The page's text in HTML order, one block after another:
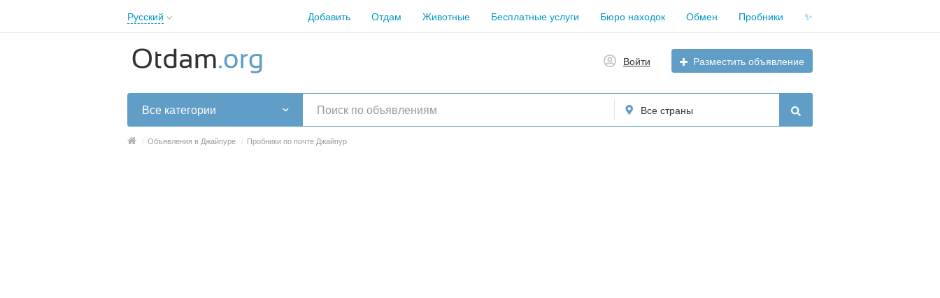
Русский
English
Русский
Українська
Добавить Отдам Животные Бесплатные услуги Бюро находок Обмен Пробники ✨
Войти Разместить объявление
Все категории Все страны
/ Объявления в Джайпуре / Пробники по почте Джайпур